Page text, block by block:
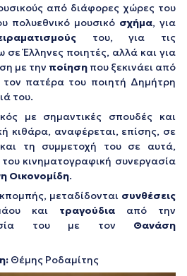
από διάφορες χώρες του
πολυεθνικό μουσικό σχήμα, για
του, για τις
σε Έλληνες ποιητές, αλλά και για
με την ποίηση που ξεκινάει από
τον πατέρα του ποιητή Δημήτρη
του.
με σημαντικές σπουδές και
κιθάρα, αναφέρεται, επίσης, σε
τη συμμετοχή του σε αυτά,
κινηματογραφική συνεργασία
Οικονομίδη.
μεταδίδονται συνθέσεις
και τραγούδια από την
του με τον Θανάση
Θέμης Ροδαμίτης